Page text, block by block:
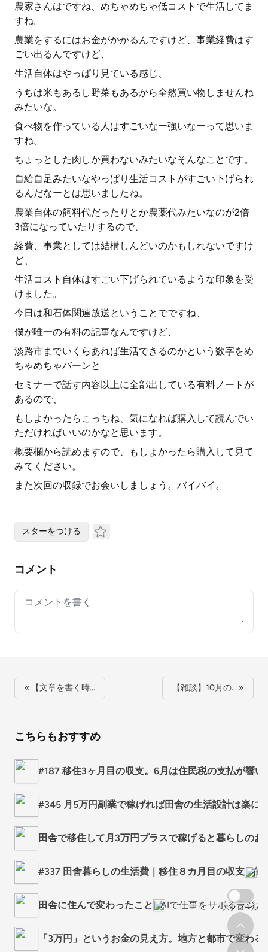
農家さんはですね、めちゃめちゃ低コストで生活してま
すね。
農業をするにはお金がかかるんですけど、事業経費はす
ごい出るんですけど、
生活自体はやっぱり見ている感じ、
うちは米もあるし野菜もあるから全然買い物しませんね
みたいな。
食べ物を作っている人はすごいなー強いなーって思いま
すね。
ちょっとした肉しか買わないみたいなそんなことです。
自給自足みたいなやっぱり生活コストがすごい下げられ
るんだなーとは思いましたね。
農業自体の飼料代だったりとか農薬代みたいなのが2倍
3倍になっていたりするので、
経費、事業としては結構しんどいのかもしれないですけ
ど、
生活コスト自体はすごい下げられているような印象を受
けました。
今日は和石体関連放送ということでですね、
僕が唯一の有料の記事なんですけど、
淡路市までいくらあれば生活できるのかという数字をめ
ちゃめちゃバーンと
セミナーで話す内容以上に全部出している有料ノートが
あるので、
もしよかったらこっちね、気になれば購入して読んでい
ただければいいのかなと思います。
概要欄から読めますので、もしよかったら購入して見て
みてください。
また次回の収録でお会いしましょう。バイバイ。
スターをつける
コメント
Your comment
« 【文章を書く時… 【雑談】10月の… »
こちらもおすすめ
#187 移住3ヶ月目の収支。6月は住民税の支払が響い
#345 月5万円副業で稼げれば田舎の生活設計は楽に
田舎で移住して月3万円プラスで稼げると暮らしの
#337 田舎暮らしの生活費｜移住８カ月目の収支 在
田舎に住んで変わったこと AIで仕事をサボるラジオ
「3万円」というお金の見え方。地方と都市で変わる
スクロール